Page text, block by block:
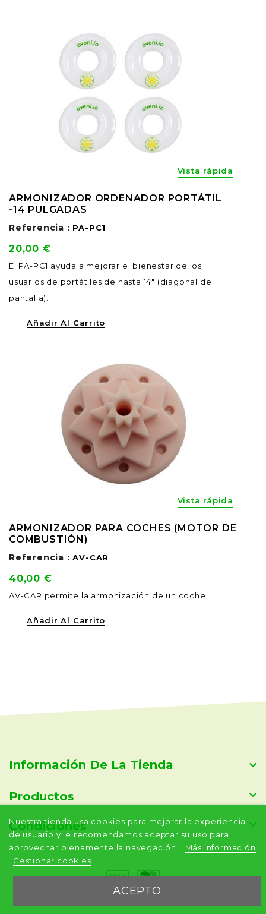
Nuestra tienda usa cookies para mejorar la experiencia
de usuario y le recomendamos aceptar su uso para
aprovechar plenamente la navegación.
Más información
Gestionar cookies
ACEPTO
Vista rápida
ARMONIZADOR ORDENADOR PORTÁTIL
-14 PULGADAS
Referencia : PA-PC1
Precio
20,00 €
El PA-PC1 ayuda a mejorar el bienestar de los
usuarios de portátiles de hasta 14" (diagonal de
pantalla).
Añadir Al Carrito
Vista rápida
ARMONIZADOR PARA COCHES (MOTOR DE
COMBUSTIÓN)
Referencia : AV-CAR
Precio
40,00 €
AV-CAR permite la armonización de un coche.
Añadir Al Carrito
Información De La Tienda 
Productos 
Condiciones 
© 2026 - Aveni.io